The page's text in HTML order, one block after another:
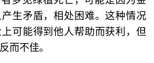
生矛盾，相处困难。这种情况
可能得到他人帮助而获利，但
而不佳。